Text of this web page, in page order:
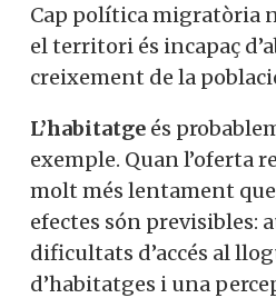
Cap política migratòria
el territori és incapaç
creixement de la
L’habitatge és
exemple. Quan l’oferta
molt més lentament
efectes són previsibles:
dificultats d’accés al
d’habitatges i una